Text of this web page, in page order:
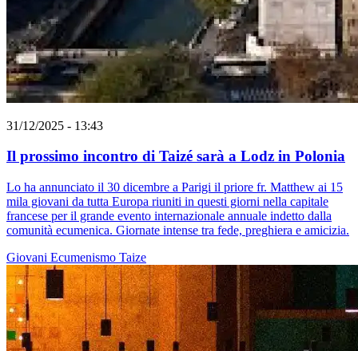
31/12/2025 - 13:43
Il prossimo incontro di Taizé sarà a Lodz in Polonia
Lo ha annunciato il 30 dicembre a Parigi il priore fr. Matthew ai 15
mila giovani da tutta Europa riuniti in questi giorni nella capitale
francese per il grande evento internazionale annuale indetto dalla
comunità ecumenica. Giornate intense tra fede, preghiera e amicizia.
Giovani Ecumenismo Taize